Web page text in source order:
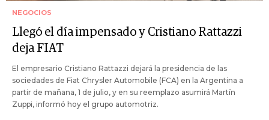
NEGOCIOS
Llegó el día impensado y Cristiano Rattazzi
deja FIAT
El empresario Cristiano Rattazzi dejará la presidencia de las
sociedades de Fiat Chrysler Automobile (FCA) en la Argentina a
partir de mañana, 1 de julio, y en su reemplazo asumirá Martín
Zuppi, informó hoy el grupo automotriz.